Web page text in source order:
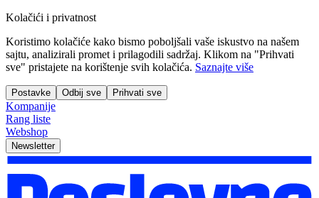
Kolačići i privatnost
Koristimo kolačiće kako bismo poboljšali vaše iskustvo na našem
sajtu, analizirali promet i prilagodili sadržaj. Klikom na "Prihvati
sve" pristajete na korištenje svih kolačića. Saznajte više
Postavke Odbij sve Prihvati sve
Kompanije
Rang liste
Webshop
Newsletter